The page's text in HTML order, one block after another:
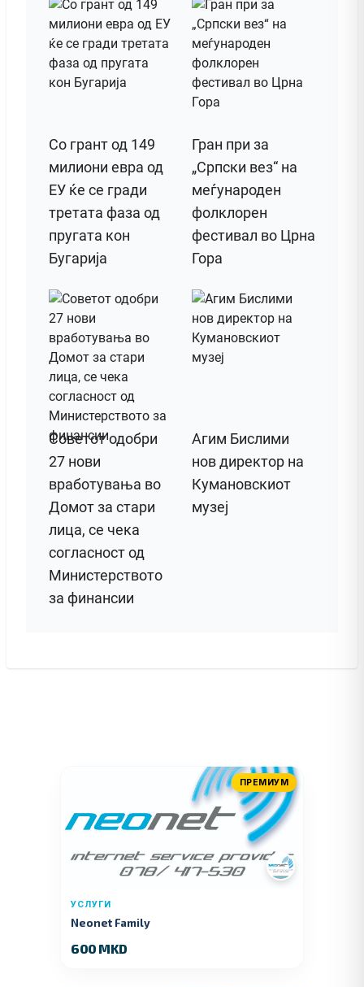
Со грант од 149
милиони евра од
ЕУ ќе се гради
третата фаза од
пругата кон
Бугарија
Гран при за
„Српски вез“ на
меѓународен
фолклорен
фестивал во Црна
Гора
Советот одобри
27 нови
вработувања во
Домот за стари
лица, се чека
согласност од
Министерството
за финансии
Агим Бислими
нов директор на
Кумановскиот
музеј
ПРЕМИУМ
УСЛУГИ
Neonet Family
600 MKD